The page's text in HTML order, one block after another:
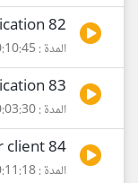
82 JAVA Swing GUI Chat Application
المدة : 00:10:45
83 JAVA Swing GUI Chat Application
المدة : 00:03:30
84 JAVA Swing GUI FTP server client
المدة : 00:11:18